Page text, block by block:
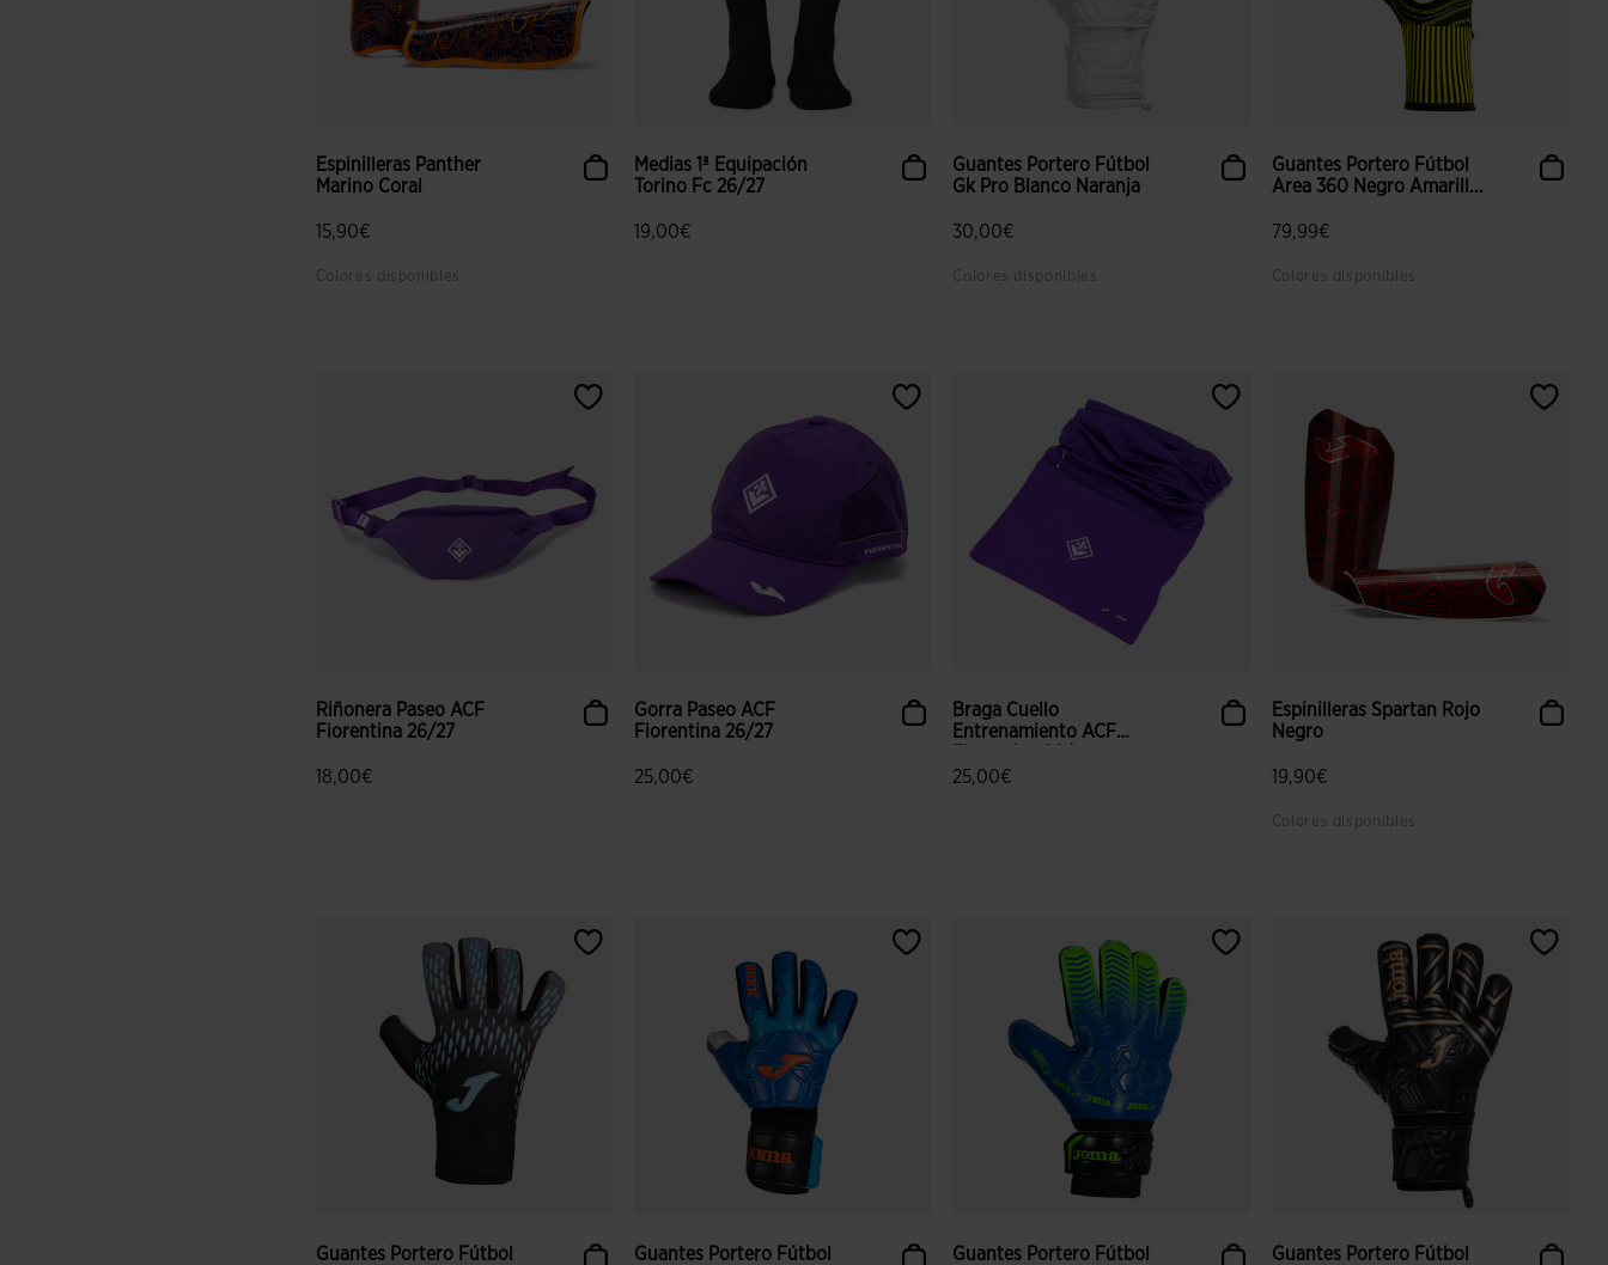
Espinilleras Panther
Marino Coral
15,90€
Colores disponibles
Medias 1ª Equipación
Torino Fc 26/27
19,00€
Guantes Portero Fútbol
Gk Pro Blanco Naranja
30,00€
Colores disponibles
Guantes Portero Fútbol
Area 360 Negro Amarill...
79,99€
Colores disponibles
Riñonera Paseo ACF
Fiorentina 26/27
18,00€
Gorra Paseo ACF
Fiorentina 26/27
25,00€
Braga Cuello
Entrenamiento ACF
25,00€
Espinilleras Spartan Rojo
Negro
19,90€
Colores disponibles
Guantes Portero Fútbol Guantes Portero Fútbol Guantes Portero Fútbol Guantes Portero Fútbol